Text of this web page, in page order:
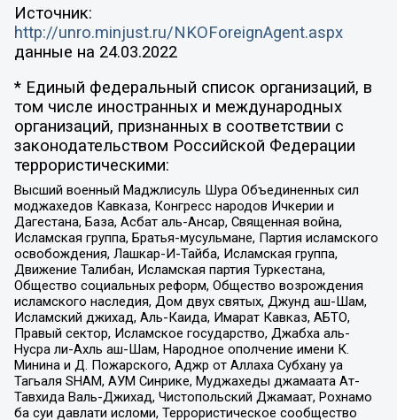
Источник:
http://unro.minjust.ru/NKOForeignAgent.aspx
данные на 24.03.2022
* Единый федеральный список организаций, в
том числе иностранных и международных
организаций, признанных в соответствии с
законодательством Российской Федерации
террористическими:
Высший военный Маджлисуль Шура Объединенных сил
моджахедов Кавказа, Конгресс народов Ичкерии и
Дагестана, База, Асбат аль-Ансар, Священная война,
Исламская группа, Братья-мусульмане, Партия исламского
освобождения, Лашкар-И-Тайба, Исламская группа,
Движение Талибан, Исламская партия Туркестана,
Общество социальных реформ, Общество возрождения
исламского наследия, Дом двух святых, Джунд аш-Шам,
Исламский джихад, Аль-Каида, Имарат Кавказ, АБТО,
Правый сектор, Исламское государство, Джабха аль-
Нусра ли-Ахль аш-Шам, Народное ополчение имени К.
Минина и Д. Пожарского, Аджр от Аллаха Субхану уа
Тагьаля SHAM, АУМ Синрике, Муджахеды джамаата Ат-
Тавхида Валь-Джихад, Чистопольский Джамаат, Рохнамо
ба суи давлати исломи, Террористическое сообщество